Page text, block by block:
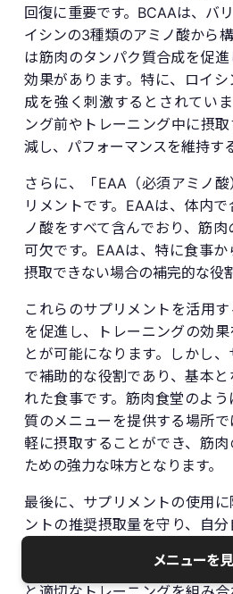
回復に重要です。BCAAは、バ
イシンの3種類のアミノ酸から
は筋肉のタンパク質合成を促
効果があります。特に、ロイ
成を強く刺激するとされてい
ング前やトレーニング中に摂
減し、パフォーマンスを維持す
さらに、「EAA（必須アミノ
リメントです。EAAは、体内
ノ酸をすべて含んでおり、筋
可欠です。EAAは、特に食事
摂取できない場合の補完的な役
これらのサプリメントを活用
を促進し、トレーニングの効
とが可能になります。しかし
で補助的な役割であり、基本
れた食事です。筋肉食堂のよ
質のメニューを提供する場所
軽に摂取することができ、筋
ための強力な味方となります。
最後に、サプリメントの使用
ントの推奨摂取量を守り、自
また、サプリメントの摂取だ
メニューを